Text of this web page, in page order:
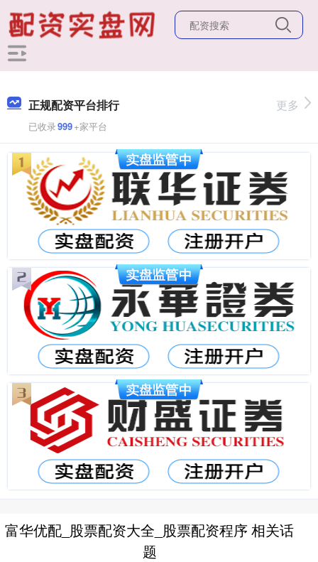
正规配资平台排行
已收录999+家平台
更多
富华优配_股票配资大全_股票配资程序 相关话
题